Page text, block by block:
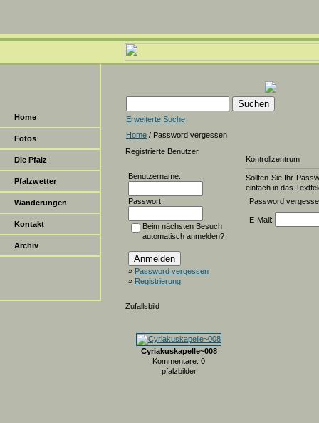
Home
Fotos
Die Pfalz
Pfalzwetter
Wanderungen
Kontakt
Archiv
Erweiterte Suche
Home / Password vergessen
Registrierte Benutzer
Benutzername:
Passwort:
Beim nächsten Besuch
automatisch anmelden?
» Password vergessen
» Registrierung
Zufallsbild
Cyriakuskapelle~008
Kommentare: 0
pfalzbilder
Kontrollzentrum
Sollten Sie Ihr
einfach in das
Password
E-Mail: